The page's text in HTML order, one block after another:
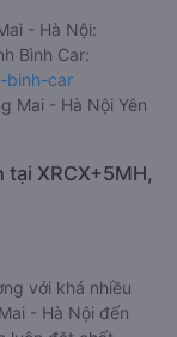
- Hà Nội:
Bình Car:
binh-car
Mai - Hà Nội Yên
XRCX+5MH,
với khá nhiều
- Hà Nội đến